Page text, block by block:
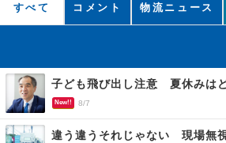
すべて コメント 物流ニュース
子ども飛び出し注意 夏休みは
New!! 8/7